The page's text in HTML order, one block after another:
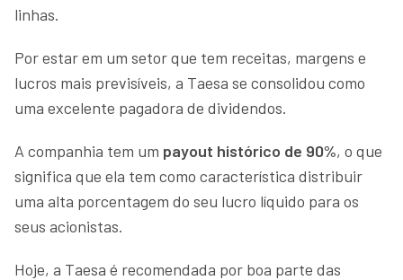
linhas.
Por estar em um setor que tem receitas, margens e
lucros mais previsíveis, a Taesa se consolidou como
uma excelente pagadora de dividendos.
A companhia tem um payout histórico de 90%, o que
significa que ela tem como característica distribuir
uma alta porcentagem do seu lucro líquido para os
seus acionistas.
Hoje, a Taesa é recomendada por boa parte das